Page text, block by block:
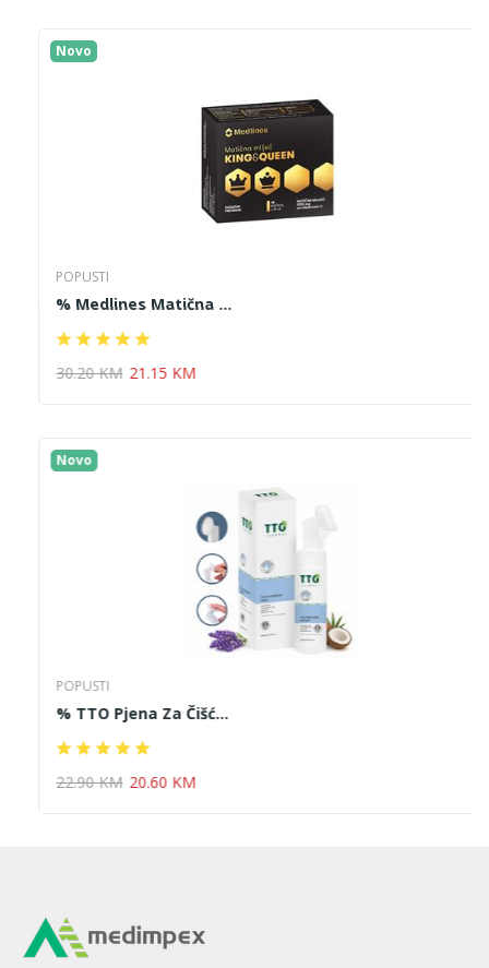
Novo
POPUSTI
% Medlines Matična ...
30.20 KM 21.15 KM
Novo
POPUSTI
% TTO Pjena Za Čišć...
22.90 KM 20.60 KM